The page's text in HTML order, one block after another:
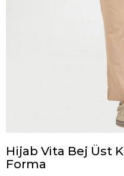
Hijab Vita Bej Üst
Forma